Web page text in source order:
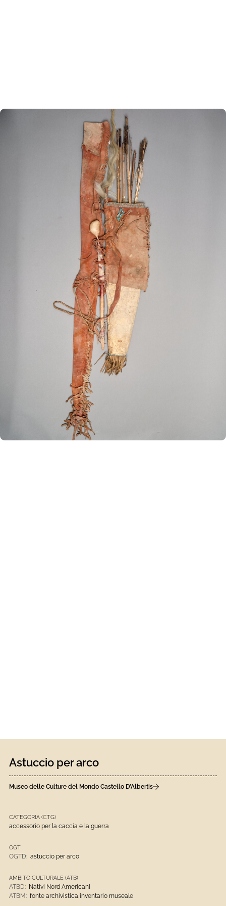
Astuccio per arco
Museo delle Culture del Mondo Castello D’Albertis
CATEGORIA (CTG)
accessorio per la caccia e la guerra
OGT
OGTD: astuccio per arco
AMBITO CULTURALE (ATB)
ATBD: Nativi Nord Americani
ATBM: fonte archivistica,inventario museale